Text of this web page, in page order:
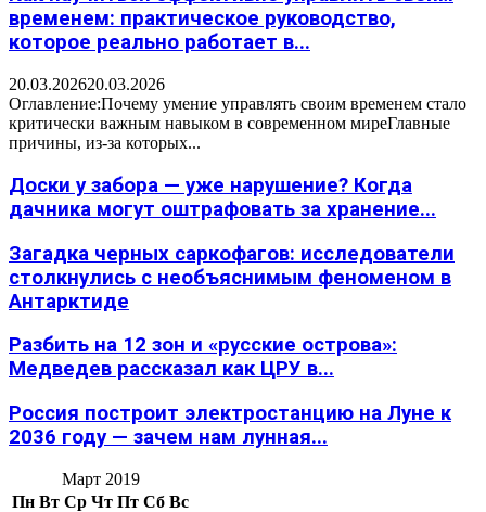
временем: практическое руководство,
которое реально работает в...
20.03.202620.03.2026
Оглавление:Почему умение управлять своим временем стало
критически важным навыком в современном миреГлавные
причины, из-за которых...
Доски у забора — уже нарушение? Когда
дачника могут оштрафовать за хранение...
Загадка черных саркофагов: исследователи
столкнулись с необъяснимым феноменом в
Антарктиде
Разбить на 12 зон и «русские острова»:
Медведев рассказал как ЦРУ в...
Россия построит электростанцию на Луне к
2036 году — зачем нам лунная...
Март 2019
Пн Вт Ср Чт Пт Сб Вс